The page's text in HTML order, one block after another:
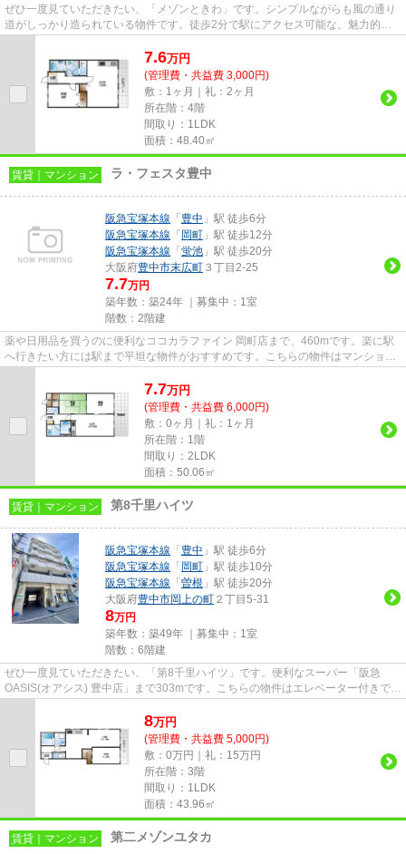
ぜひ一度見ていただきたい、「メゾンときわ」です。シンプルながらも風の通り
道がしっかり造られている物件です。徒歩2分で駅にアクセス可能な、魅力的な
7.6万円
(管理費・共益費 3,000円)
敷：1ヶ月｜礼：2ヶ月
所在階：4階
間取り：1LDK
面積：48.40㎡
賃貸｜マンション ラ・フェスタ豊中
阪急宝塚本線 「 豊中 」駅 徒歩6分
阪急宝塚本線 「 岡町 」駅 徒歩12分
阪急宝塚本線 「 蛍池 」駅 徒歩20分
大阪府豊中市末広町 ３丁目2-25
7.7万円
築年数：築24年 ｜募集中： 1室
階数：2階建
薬や日用品を買うのに便利なココカラファイン 岡町店まで、460mです。楽に駅
へ行きたい方には駅まで平坦な物件がおすすめです。こちらの物件はマンション
7.7万円
(管理費・共益費 6,000円)
敷：0ヶ月｜礼：1ヶ月
所在階：1階
間取り：2LDK
面積：50.06㎡
賃貸｜マンション 第8千里ハイツ
阪急宝塚本線 「 豊中 」駅 徒歩6分
阪急宝塚本線 「 岡町 」駅 徒歩10分
阪急宝塚本線 「 曽根 」駅 徒歩20分
大阪府豊中市岡上の町 ２丁目5-31
8万円
築年数：築49年 ｜募集中： 1室
階数：6階建
ぜひ一度見ていただきたい、「第8千里ハイツ」です。便利なスーパー「阪急
OASIS(オアシス) 豊中店」まで303mです。こちらの物件はエレベーター付きで
8万円
(管理費・共益費 5,000円)
敷：0万円｜礼：15万円
所在階：3階
間取り：1LDK
面積：43.96㎡
賃貸｜マンション 第二メゾンユタカ